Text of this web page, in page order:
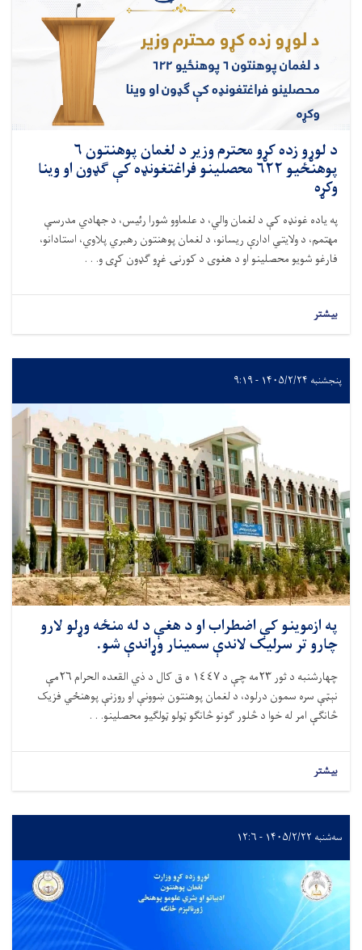
د لوړو زده کړو محترم وزیر د لغمان پوهنتون ۶
پوهنځيو ۶۲۲ محصلینو فراغتغونډه کې ګډون او وینا
وکړه
په یاده غونډه کې د لغمان والي، د علماوو شورا رئيس، د جهادي مدرسې
مهتمم، د ولایتي ادارې ریسانو، د لغمان پوهنتون رهبري پلاوي، استادانو،
فارغو شویو محصلینو او د هغوی د کورنۍ غړو ګډون کړی و. . .
بیشتر
پنجشنبه ۱۴۰۵/۲/۲۴ - ۹:۱۹
په ازموینو کې اضطراب او د هغې د له منځه وړلو لارو
چارو تر سرلیک لاندې سمینار وړاندې شو.
چهارشنبه د ثور۲۳
مه چې د ١٤٤٧ ه ق کال د ذي القعده الحرام ٢٦مې
نېټې سره سمون درلود، د لغمان پوهنتون ښوونې او روزنې پوهنځي فزیک
څانګې امر له خوا د څلور ګونو څانګو ټولو ټولګیو محصلینو. . .
بیشتر
سه‌شنبه ۱۴۰۵/۲/۲۲ - ۱۲:۶